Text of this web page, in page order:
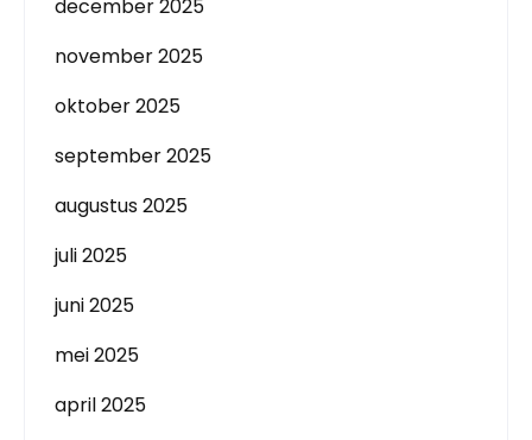
december 2025
november 2025
oktober 2025
september 2025
augustus 2025
juli 2025
juni 2025
mei 2025
april 2025